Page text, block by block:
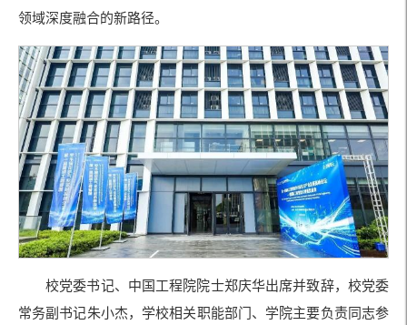
领域深度融合的新路径。
校党委书记、中国工程院院士郑庆华出席并致辞，校党委
常务副书记朱小杰，学校相关职能部门、学院主要负责同志参